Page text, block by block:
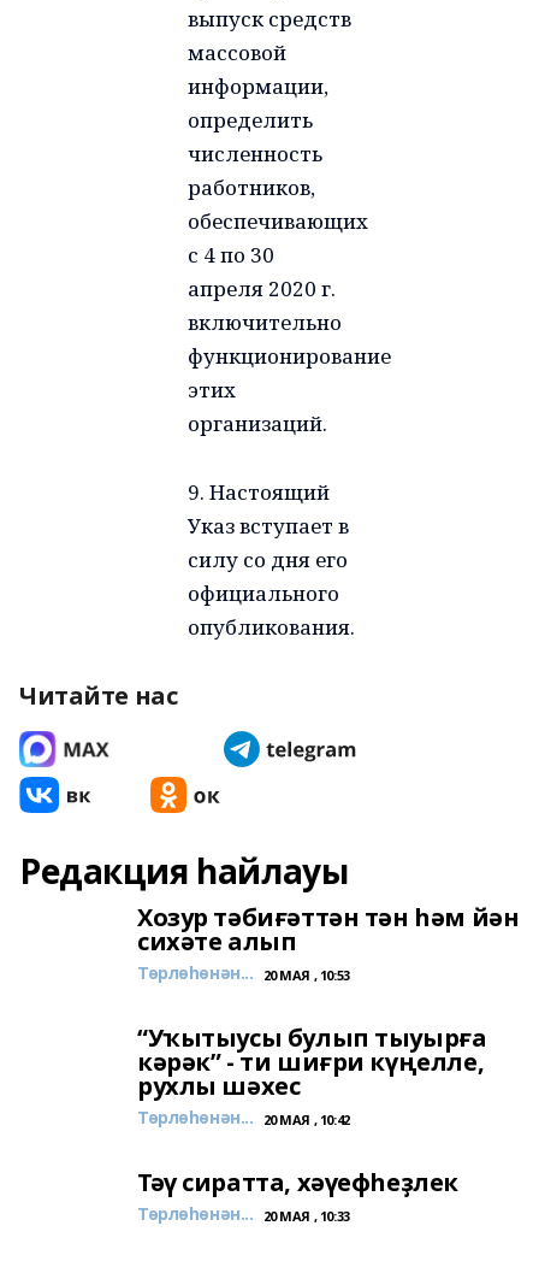
выпуск средств
массовой
информации,
определить
численность
работников,
обеспечивающих
с 4 по 30
апреля 2020 г.
включительно
функционирование
этих
организаций.
9. Настоящий
Указ вступает в
силу со дня его
официального
опубликования.
Читайте нас
Редакция һайлауы
Хозур тәбиғәттән тән һәм йән
сихәте алып
Төрлөһөнән... 20 МАЯ , 10:53
“Уҡытыусы булып тыуырға
кәрәк” - ти шиғри күңелле,
рухлы шәхес
Төрлөһөнән... 20 МАЯ , 10:42
Тәү сиратта, хәүефһеҙлек
Төрлөһөнән... 20 МАЯ , 10:33